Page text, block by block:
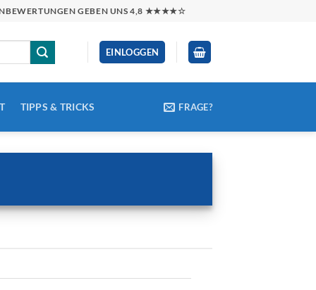
GEBEN UNS 4,8 ★★★★☆
EINLOGGEN
TIPPS & TRICKS FRAGE?